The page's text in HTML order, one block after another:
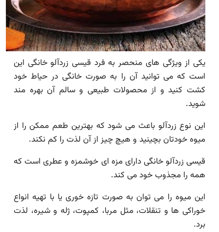
یکی از ویژگی های منحصر به فرد قیسی زردآلو خانگی این
است که می توانید آن را به صورت خانگی در حیاط خود
کشت کنید و از محصولات طبیعی و سالم آن بهره مند
شوید.
این نوع زردآلو باعث می شود که بهترین طعم ممکن را از
میوه خودتان بچینید و هیچ چیز از آن لذت را کم نکند.
قیسی زردآلو خانگی دارای مزه ای خوشمزه و عطری است که
همه را مجذوب خود می کند.
این میوه را می توان به صورت تازه خوری یا با تهیه انواع
خوراکی ها و تنقلات، مثل مربا، کمپوت، ژله و شیره، لذت
برد.